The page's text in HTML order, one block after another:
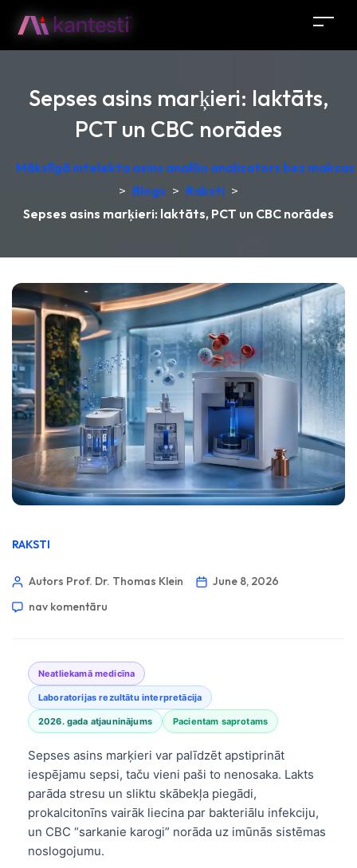
Sepses asins marķieri: laktāts,
PCT un CBC norādes
Mākslīgā intelekta asins analīžu analizators bez
> Blogs > Raksti >
Sepses asins marķieri: laktāts, PCT un CBC norādes
RAKSTI
Autors Prof. Dr. Thomas Klein
June 8, 2026
nav komentāru
Neatliekamā medicīna
Laboratorijas rezultātu interpretācija
2026. gada atjauninājums Pacientam saprotams
Sepses asins marķieri var palīdzēt apstiprināt
iespējamu sepsi, taču vieni paši to nenosaka. Lakts
parāda stresu un sliktu skābekļa piegādi,
prokalcitonīns vairāk liecina par bakteriālu infekciju,
un CBC “sarkanie karogi” norāda uz imūnās sistēmas
noslogojumu.